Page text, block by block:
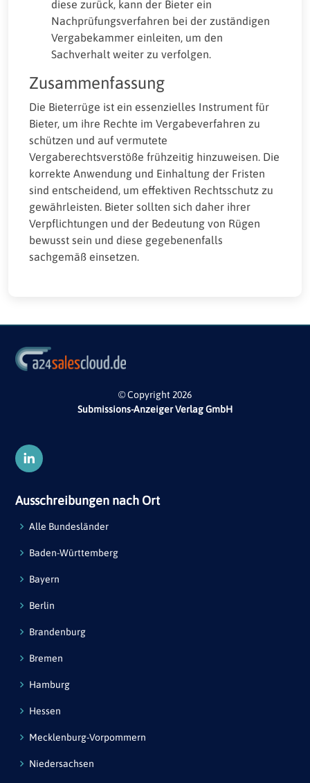
diese zurück, kann der Bieter ein
Nachprüfungsverfahren bei der zuständigen
Vergabekammer einleiten, um den
Sachverhalt weiter zu verfolgen.
Zusammenfassung
Die Bieterrüge ist ein essenzielles Instrument für
Bieter, um ihre Rechte im Vergabeverfahren zu
schützen und auf vermutete
Vergaberechtsverstöße frühzeitig hinzuweisen. Die
korrekte Anwendung und Einhaltung der Fristen
sind entscheidend, um effektiven Rechtsschutz zu
gewährleisten. Bieter sollten sich daher ihrer
Verpflichtungen und der Bedeutung von Rügen
bewusst sein und diese gegebenenfalls
sachgemäß einsetzen.
© Copyright 2026
Submissions-Anzeiger Verlag GmbH
Ausschreibungen nach Ort
Alle Bundesländer
Baden-Württemberg
Bayern
Berlin
Brandenburg
Bremen
Hamburg
Hessen
Mecklenburg-Vorpommern
Niedersachsen